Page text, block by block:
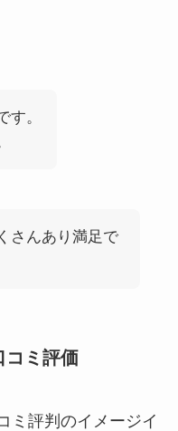
す。
さんあり満足で
コミ評価